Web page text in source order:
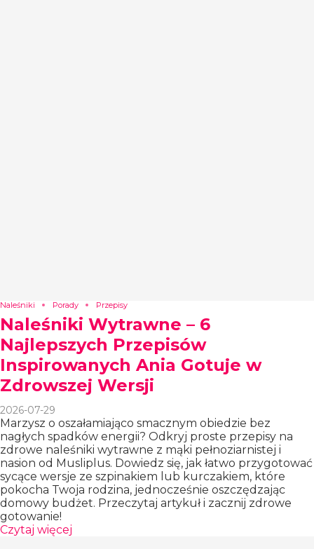
Naleśniki Porady Przepisy
Naleśniki Wytrawne – 6
Najlepszych Przepisów
Inspirowanych Ania Gotuje w
Zdrowszej Wersji
2026-07-29
Marzysz o oszałamiająco smacznym obiedzie bez
nagłych spadków energii? Odkryj proste przepisy na
zdrowe naleśniki wytrawne z mąki pełnoziarnistej i
nasion od Musliplus. Dowiedz się, jak łatwo przygotować
sycące wersje ze szpinakiem lub kurczakiem, które
pokocha Twoja rodzina, jednocześnie oszczędzając
domowy budżet. Przeczytaj artykuł i zacznij zdrowe
gotowanie!
Czytaj więcej